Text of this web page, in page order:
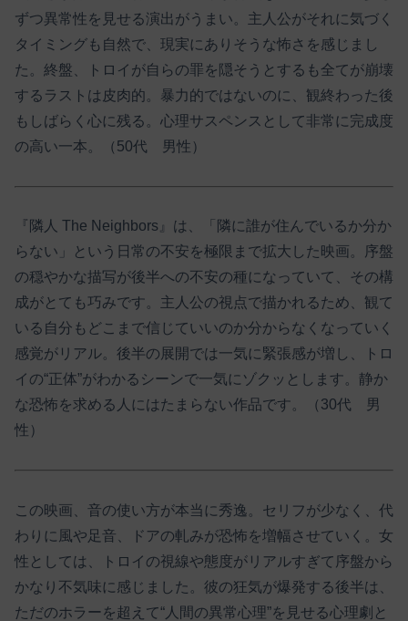
ずつ異常性を見せる演出がうまい。主人公がそれに気づく
タイミングも自然で、現実にありそうな怖さを感じまし
た。終盤、トロイが自らの罪を隠そうとするも全てが崩壊
するラストは皮肉的。暴力的ではないのに、観終わった後
もしばらく心に残る。心理サスペンスとして非常に完成度
の高い一本。（50代 男性）
『隣人 The Neighbors』は、「隣に誰が住んでいるか分か
らない」という日常の不安を極限まで拡大した映画。序盤
の穏やかな描写が後半への不安の種になっていて、その構
成がとても巧みです。主人公の視点で描かれるため、観て
いる自分もどこまで信じていいのか分からなくなっていく
感覚がリアル。後半の展開では一気に緊張感が増し、トロ
イの“正体”がわかるシーンで一気にゾクッとします。静か
な恐怖を求める人にはたまらない作品です。（30代 男
性）
この映画、音の使い方が本当に秀逸。セリフが少なく、代
わりに風や足音、ドアの軋みが恐怖を増幅させていく。女
性としては、トロイの視線や態度がリアルすぎて序盤から
かなり不気味に感じました。彼の狂気が爆発する後半は、
ただのホラーを超えて“人間の異常心理”を見せる心理劇と